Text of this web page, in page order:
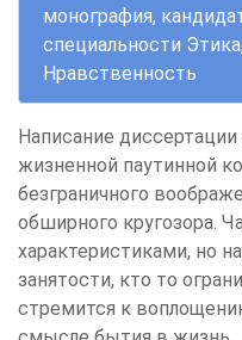
монография,
специальности
Нравственность
Написание
жизненной паутинной
безграничного
обширного кругозора.
характеристиками, но
занятости, кто то
стремится к